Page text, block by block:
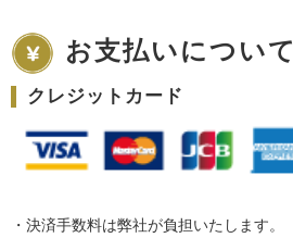
お支払いについて
クレジットカード
・決済手数料は弊社が負担いたします。